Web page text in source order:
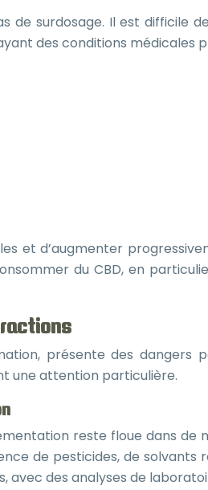
de surdosage. Il est difficile
des conditions
et d’augmenter
du CBD, en
présente des
une attention particulière.
reste floue dans
de pesticides, de solvants
avec des analyses de